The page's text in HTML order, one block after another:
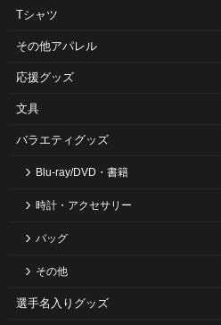
Tシャツ
その他アパレル
応援グッズ
文具
バラエティグッズ
Blu-ray/DVD・書籍
時計・アクセサリー
バッグ
その他
選手名入りグッズ